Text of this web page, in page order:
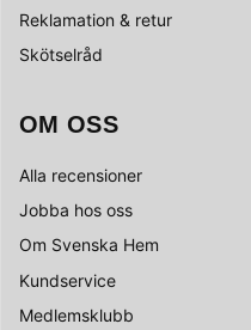
Reklamation & retur
Skötselråd
OM OSS
Alla recensioner
Jobba hos oss
Om Svenska Hem
Kundservice
Medlemsklubb